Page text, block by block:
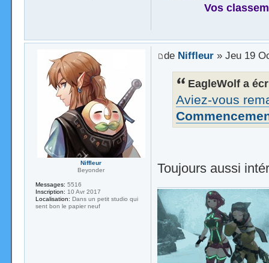
Vos
de Niffleur» Jeu 19
EagleWolf a
Aviez-vous
Toujours aussi
Niffleur
Beyonder
Messages: 5516
Inscription: 10 Avr 2017
Localisation: Dans un petit studio qui
sent bon le papier neuf